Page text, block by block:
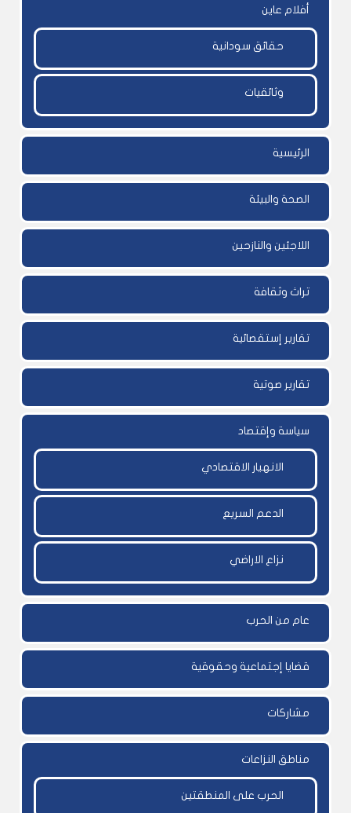
أفلام عاين
حقائق سودانية
وثائقيات
الرئيسية
الصحة والبيئة
اللاجئين والنازحين
تراث وثقافة
تقارير إستقصائية
تقارير صوتية
سياسة وإقتصاد
الانهيار الاقتصادي
الدعم السريع
نزاع الاراضي
عام من الحرب
قضايا إجتماعية وحقوقية
مشاركات
مناطق النزاعات
الحرب على المنطقتين